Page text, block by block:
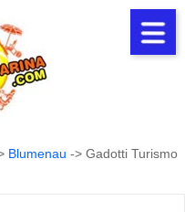
Blumenau -> Gadotti Turismo